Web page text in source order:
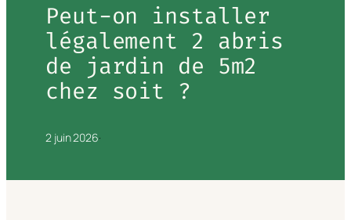
Peut-on installer
légalement 2 abris
de jardin de 5m2
chez soit ?
2 juin 2026·